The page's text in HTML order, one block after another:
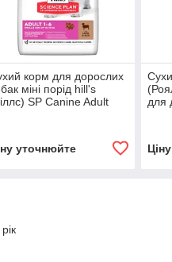
корм для дорослих
міні порід hill's
SP Canine Adult
уточнюйте
для